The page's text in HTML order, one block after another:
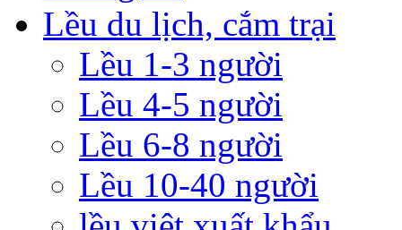
Lều du lịch, cắm trại
Lều 1-3 người
Lều 4-5 người
Lều 6-8 người
Lều 10-40 người